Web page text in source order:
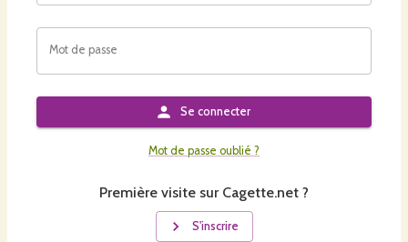
Mot de passe
Se connecter
Mot de passe oublié ?
Première visite sur Cagette.net ?
S'inscrire